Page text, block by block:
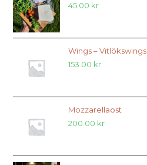
45.00 kr
Wings – Vitlökswings
153.00 kr
Mozzarellaost
200.00 kr